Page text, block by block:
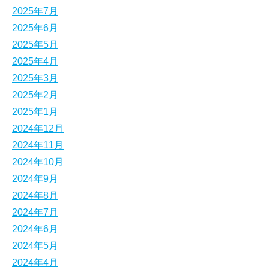
2025年7月
2025年6月
2025年5月
2025年4月
2025年3月
2025年2月
2025年1月
2024年12月
2024年11月
2024年10月
2024年9月
2024年8月
2024年7月
2024年6月
2024年5月
2024年4月